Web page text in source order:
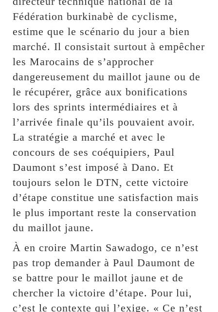
Fédération burkinabè de cyclisme,
estime que le scénario du jour a bien
marché. Il consistait surtout à empêcher
les Marocains de s’approcher
dangereusement du maillot jaune ou de
le récupérer, grâce aux bonifications
lors des sprints intermédiaires et à
l’arrivée finale qu’ils pouvaient avoir.
La stratégie a marché et avec le
concours de ses coéquipiers, Paul
Daumont s’est imposé à Dano. Et
toujours selon le DTN, cette victoire
d’étape constitue une satisfaction mais
le plus important reste la conservation
du maillot jaune.
À en croire Martin Sawadogo, ce n’est
pas trop demander à Paul Daumont de
se battre pour le maillot jaune et de
chercher la victoire d’étape. Pour lui,
c’est le contexte qui l’exige. « Ce n’est